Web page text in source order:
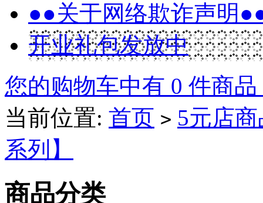
●●关于网络欺诈声明
开业礼包发放中
您的购物车中有 0 件商
当前位置: 首页 > 5元店
系列】
商品分类